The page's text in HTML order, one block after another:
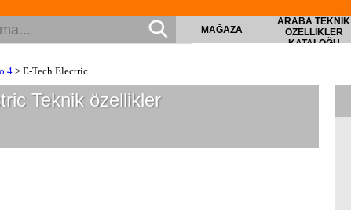
MAĞAZA
ARABA TEKNIK
ÖZELLIKLER
KATALOĞU
4 > E-Tech Electric
Teknik özellikler